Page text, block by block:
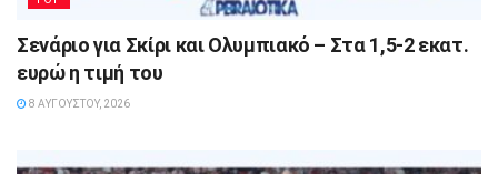
Σενάριο για Σκίρι και Ολυμπιακό – Στα 1,5-2 εκατ.
ευρώ η τιμή του
8 ΑΥΓΟΎΣΤΟΥ, 2026